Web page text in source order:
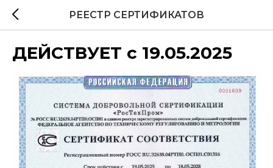
РЕЕСТР СЕРТИФИКАТОВ
ДЕЙСТВУЕТ с 19.05.2025